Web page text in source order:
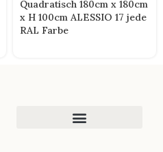
Quadratisch 180cm x 180cm
x H 100cm ALESSIO 17 jede
RAL Farbe